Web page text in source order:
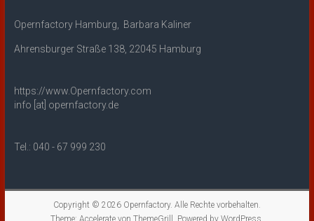
Opernfactory Hamburg, Barbara Kaliner
Ahrensburger Straße 138, 22045 Hamburg
https://www.Opernfactory.com
info [at] opernfactory.de
Tel.: 040 - 67 999 230
Copyright © 2026 Opernfactory. Alle Rechte vorbehalten.
Theme: Acceleratevon ThemeGrill. Powered by WordPress